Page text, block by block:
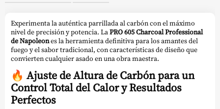
Experimenta la auténtica parrillada al carbón con el máximo
nivel de precisión y potencia. LaPRO 605 Charcoal Professional
de Napoleones la herramienta definitiva para los amantes del
fuego y el sabor tradicional, con características de diseño que
convierten cualquier asado en una obra maestra.
🔥 Ajuste de Altura de Carbón para un
Control Total del Calor y Resultados
Perfectos